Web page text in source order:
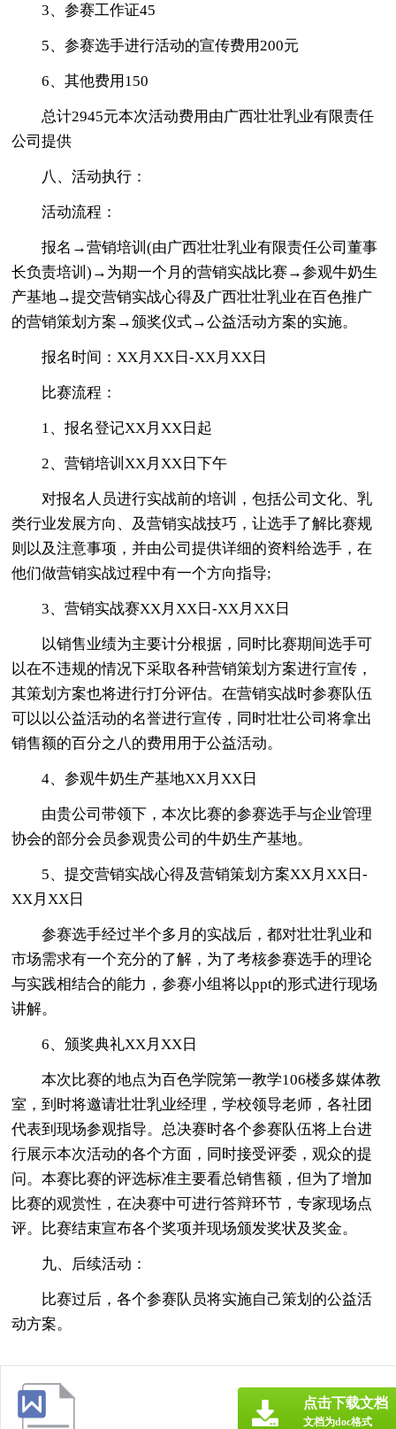
3、参赛工作证45
5、参赛选手进行活动的宣传费用200元
6、其他费用150
总计2945元本次活动费用由广西壮壮乳业有限责任
公司提供
八、活动执行：
活动流程：
报名→营销培训(由广西壮壮乳业有限责任公司董事
长负责培训)→为期一个月的营销实战比赛→参观牛奶生
产基地→提交营销实战心得及广西壮壮乳业在百色推广
的营销策划方案→颁奖仪式→公益活动方案的实施。
报名时间：XX月XX日-XX月XX日
比赛流程：
1、报名登记XX月XX日起
2、营销培训XX月XX日下午
对报名人员进行实战前的培训，包括公司文化、乳
类行业发展方向、及营销实战技巧，让选手了解比赛规
则以及注意事项，并由公司提供详细的资料给选手，在
他们做营销实战过程中有一个方向指导;
3、营销实战赛XX月XX日-XX月XX日
以销售业绩为主要计分根据，同时比赛期间选手可
以在不违规的情况下采取各种营销策划方案进行宣传，
其策划方案也将进行打分评估。在营销实战时参赛队伍
可以以公益活动的名誉进行宣传，同时壮壮公司将拿出
销售额的百分之八的费用用于公益活动。
4、参观牛奶生产基地XX月XX日
由贵公司带领下，本次比赛的参赛选手与企业管理
协会的部分会员参观贵公司的牛奶生产基地。
5、提交营销实战心得及营销策划方案XX月XX日-
XX月XX日
参赛选手经过半个多月的实战后，都对壮壮乳业和
市场需求有一个充分的了解，为了考核参赛选手的理论
与实践相结合的能力，参赛小组将以ppt的形式进行现场
讲解。
6、颁奖典礼XX月XX日
本次比赛的地点为百色学院第一教学106楼多媒体教
室，到时将邀请壮壮乳业经理，学校领导老师，各社团
代表到现场参观指导。总决赛时各个参赛队伍将上台进
行展示本次活动的各个方面，同时接受评委，观众的提
问。本赛比赛的评选标准主要看总销售额，但为了增加
比赛的观赏性，在决赛中可进行答辩环节，专家现场点
评。比赛结束宣布各个奖项并现场颁发奖状及奖金。
九、后续活动：
比赛过后，各个参赛队员将实施自己策划的公益活
动方案。
点击下载文档
文档为doc格式